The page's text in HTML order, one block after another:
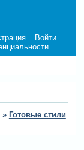
Войти
» Готовые стили